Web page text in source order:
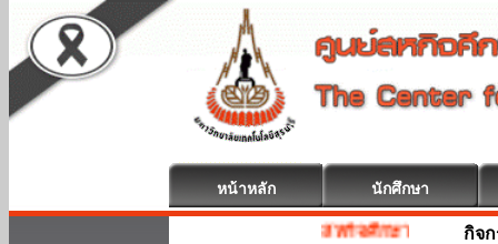
หน้าหลัก นักศึกษา
สหกิจศึกษา ยินดีต้อนรับ กิจ